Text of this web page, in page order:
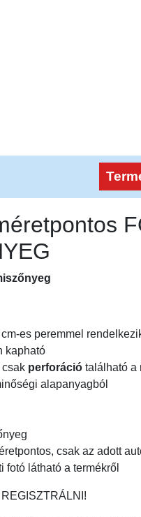
es peremmel
kapható
perforáció található a
alapanyagból
csak az adott
fotó látható a termékről